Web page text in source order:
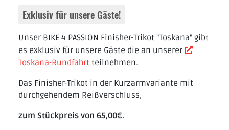
Exklusiv für unsere Gäste!
Unser BIKE 4 PASSION Finisher-Trikot "Toskana" gibt
es exklusiv für unsere Gäste die an unserer
Toskana-Rundfahrt teilnehmen.
Das Finisher-Trikot in der Kurzarmvariante mit
durchgehendem Reißverschluss,
zum Stückpreis von 65,00€.